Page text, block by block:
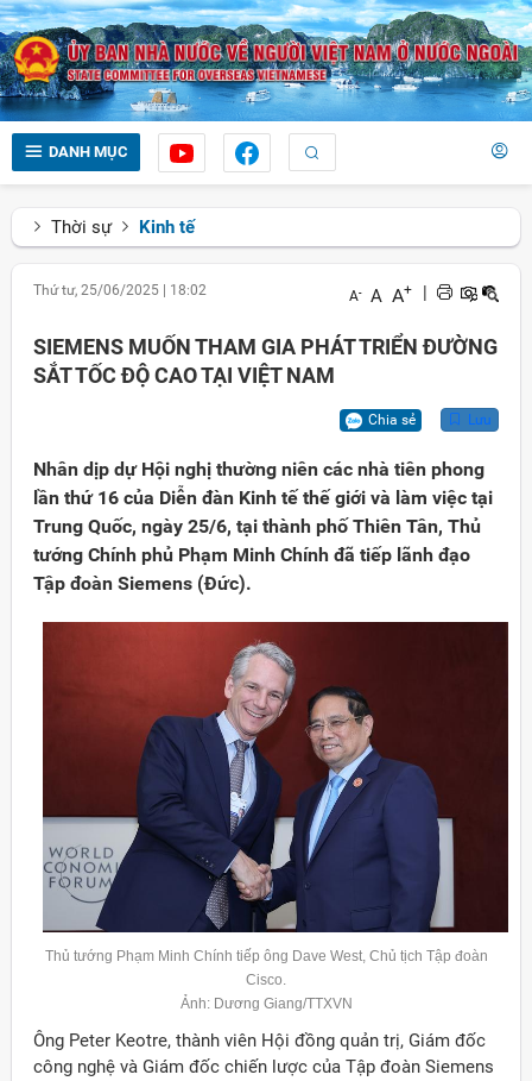
DANH MỤC
Thời sự Kinh tế
Thứ tư, 25/06/2025 18:02 A- A A+ |
SIEMENS MUỐN THAM GIA PHÁT TRIỂN ĐƯỜNG
SẮT TỐC ĐỘ CAO TẠI VIỆT NAM
Chia sẻ Lưu
Nhân dịp dự Hội nghị thường niên các nhà tiên phong
lần thứ 16 của Diễn đàn Kinh tế thế giới và làm việc tại
Trung Quốc, ngày 25/6, tại thành phố Thiên Tân, Thủ
tướng Chính phủ Phạm Minh Chính đã tiếp lãnh đạo
Tập đoàn Siemens (Đức).
Thủ tướng Phạm Minh Chính tiếp ông Dave West, Chủ tịch Tập đoàn
Cisco.
Ảnh: Dương Giang/TTXVN
Ông Peter Keotre, thành viên Hội đồng quản trị, Giám đốc
công nghệ và Giám đốc chiến lược của Tập đoàn Siemens